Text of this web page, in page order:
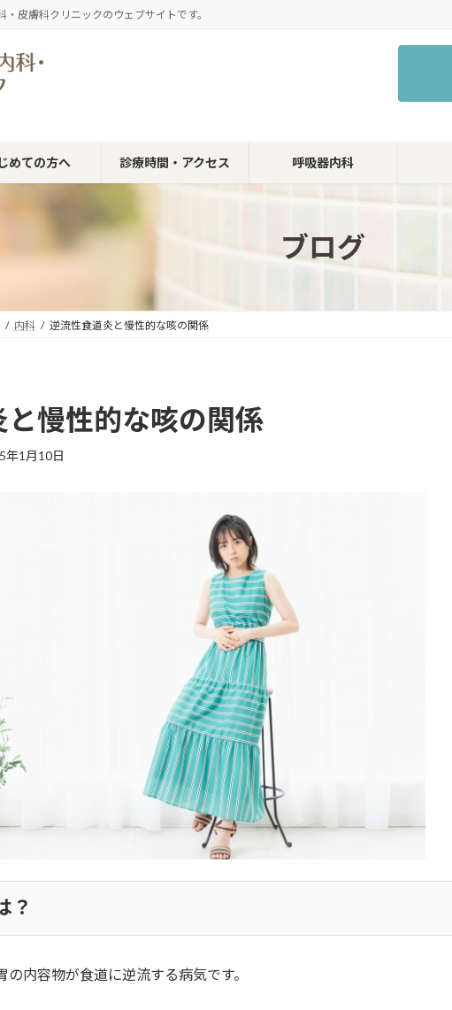
皮膚科クリニックのウェブサイトです。
めての方へ 診療時間・アクセス 呼吸器内科
ブログ
内科 逆流性食道炎と慢性的な咳の関係
慢性的な咳の関係
年1月10日
？
内容物が食道に逆流する病気です。